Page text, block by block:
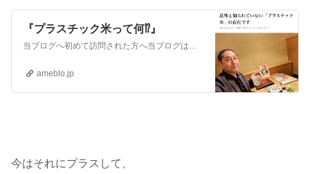
『プラスチック米って何⁉️』
当ブログへ初めて訪問された方へ当ブログは『現代医療やワクチンに対して疑念を抱いている』という方や『食の安全(農薬・添加物etc.)に不安を感じている』という方…
ameblo.jp
今はそれにプラスして、